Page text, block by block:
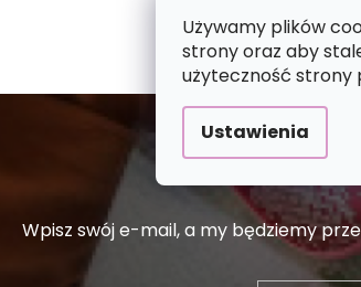
Używamy plików
strony oraz aby
użyteczność strony
Ustawienia
Wpisz swój e-mail, a my będziemy